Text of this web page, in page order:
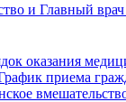
и Главный врач
оказания
приема